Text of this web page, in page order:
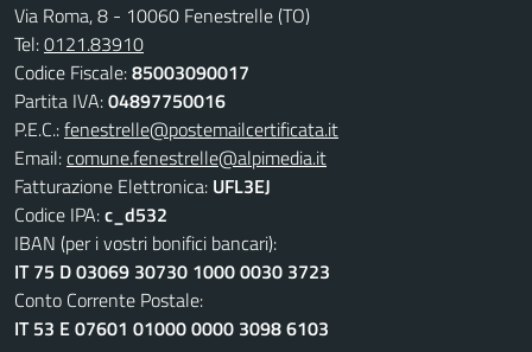
Via Roma, 8 - 10060 Fenestrelle (TO)
Tel:0121.83910
Codice Fiscale:85003090017
Partita IVA:04897750016
P.E.C.:fenestrelle@postemailcertificata.it
Email:comune.fenestrelle@alpimedia.it
Fatturazione Elettronica: UFL3EJ
Codice IPA:c_d532
IBAN (per i vostri bonifici bancari):
IT 75 D 03069 30730 1000 0030 3723
Conto Corrente Postale:
IT 53 E 07601 01000 0000 3098 6103